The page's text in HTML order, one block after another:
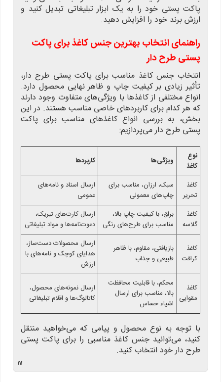
پاکت پستی خود را به یک ابزار تبلیغاتی تبدیل کنید و
ارزش برند خود را افزایش دهید.
راهنمای انتخاب بهترین جنس کاغذ برای پاکت
پستی طرح دار
انتخاب جنس کاغذ مناسب برای پاکت پستی طرح دار،
تأثیر زیادی بر کیفیت چاپ و ظاهر نهایی محصول دارد.
انواع مختلفی از کاغذها با ویژگی‌های متفاوت وجود دارند
که هر کدام برای کاربردهای خاصی مناسب هستند. در این
بخش، به بررسی انواع کاغذهای مناسب برای پاکت
پستی طرح دار می‌پردازیم:
نوع
کاغذ
ویژگی‌ها کاربردها
کاغذ
تحریر
سبک، ارزان، مناسب برای
چاپ‌های معمولی
ارسال اسناد و نامه‌های
عمومی
کاغذ
گلاسه
براق، با کیفیت چاپ بالا،
مناسب برای طرح‌های رنگی
ارسال کارت‌های تبریک،
دعوت‌نامه‌ها و مواد تبلیغاتی
کاغذ
کرافت
بازیافتی، مقاوم، با ظاهر
طبیعی و جذاب
ارسال محصولات دست‌ساز،
هدایای کوچک و نامه‌های با
ارزش
کاغذ
مقوایی
محکم، با قابلیت محافظت
بالا، مناسب برای ارسال
اشیاء حساس
ارسال نمونه‌های محصول،
کاتالوگ‌ها و اقلام تبلیغاتی
با توجه به نوع محصول و پیامی که می‌خواهید منتقل
کنید، می‌توانید جنس کاغذ مناسبی را برای پاکت پستی
طرح دار خود انتخاب کنید.
“